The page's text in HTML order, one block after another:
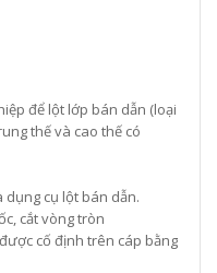
để lột lớp bán dẫn (loại
thế và cao thế có
dụng cụ lột bán dẫn.
cắt vòng tròn
cố định trên cáp bằng